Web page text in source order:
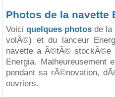
Photos de la navette
Voici quelques photos de la
volÃ©) et du lanceur
navette a Ã©tÃ© stockÃ©e
Energia. Malheureusement
pendant sa rÃ©novation,
ouvriers.